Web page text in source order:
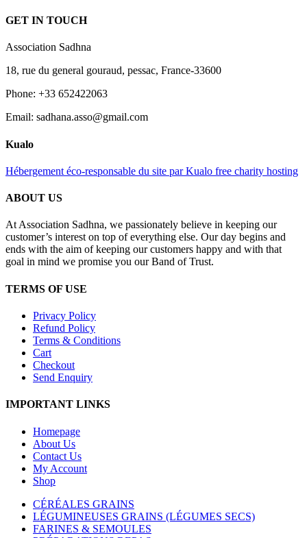
GET IN TOUCH
Association Sadhna
18, rue du general gouraud, pessac, France-33600
Phone: +33 652422063
Email: sadhana.asso@gmail.com
Kualo
Hébergement éco-responsable du site par Kualo free charity hosting
ABOUT US
At Association Sadhna, we passionately believe in keeping our
customer’s interest on top of everything else. Our day begins and
ends with the aim of keeping our customers happy and with that
goal in mind we promise you our Band of Trust.
TERMS OF USE
Privacy Policy
Refund Policy
Terms & Conditions
Cart
Checkout
Send Enquiry
IMPORTANT LINKS
Homepage
About Us
Contact Us
My Account
Shop
CÉRÉALES GRAINS
LÉGUMINEUSES GRAINS (LÉGUMES SECS)
FARINES & SEMOULES